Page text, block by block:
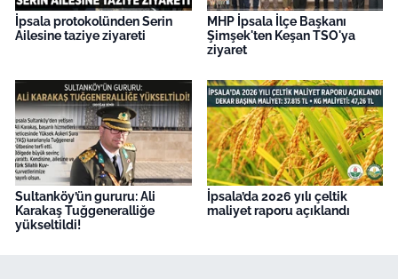
İpsala protokolünden Serin
Ailesine taziye ziyareti
MHP İpsala İlçe Başkanı
Şimşek'ten Keşan TSO'ya
ziyaret
Sultanköy’ün gururu: Ali
Karakaş Tuğgeneralliğe
yükseltildi!
İpsala’da 2026 yılı çeltik
maliyet raporu açıklandı